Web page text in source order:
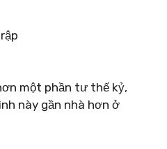
một phần tư thế kỷ,
này gần nhà hơn ở